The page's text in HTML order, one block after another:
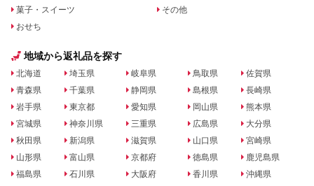
菓子・スイーツ
おせち
その他
地域から返礼品を探す
北海道
青森県
岩手県
宮城県
秋田県
山形県
福島県
埼玉県
千葉県
東京都
神奈川県
新潟県
富山県
石川県
岐阜県
静岡県
愛知県
三重県
滋賀県
京都府
大阪府
鳥取県
島根県
岡山県
広島県
山口県
徳島県
香川県
佐賀県
長崎県
熊本県
大分県
宮崎県
鹿児島県
沖縄県